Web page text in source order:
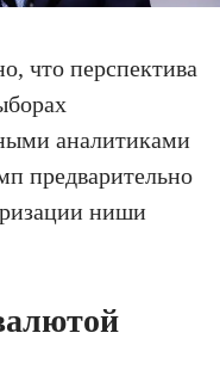
что перспектива
аналитиками
предварительно
ниши